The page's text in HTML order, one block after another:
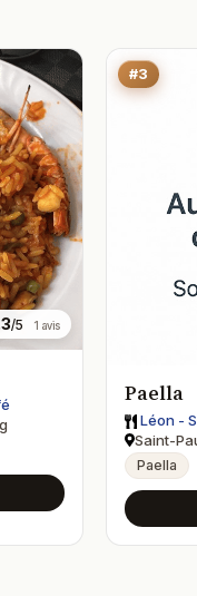
/5 1 avis
#3
Paella
Léon -
Saint-
Paella